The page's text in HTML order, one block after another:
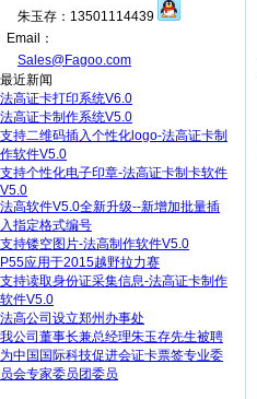
朱玉存：13501114439
Email：
Sales@Fagoo.com
最近新闻
法高证卡打印系统V6.0
法高证卡制作系统V5.0
支持二维码插入个性化logo-法高证卡制
作软件V5.0
支持个性化电子印章-法高证卡制卡软件
V5.0
法高软件V5.0全新升级--新增加批量插
入指定格式编号
支持镂空图片-法高制作软件V5.0
P55应用于2015越野拉力赛
支持读取身份证采集信息-法高证卡制作
软件V5.0
法高公司设立郑州办事处
我公司董事长兼总经理朱玉存先生被聘
为中国国际科技促进会证卡票签专业委
员会专家委员团委员